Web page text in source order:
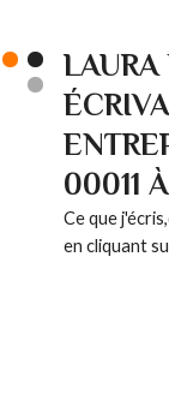
LAURA
00011
Ce que
en cliquant